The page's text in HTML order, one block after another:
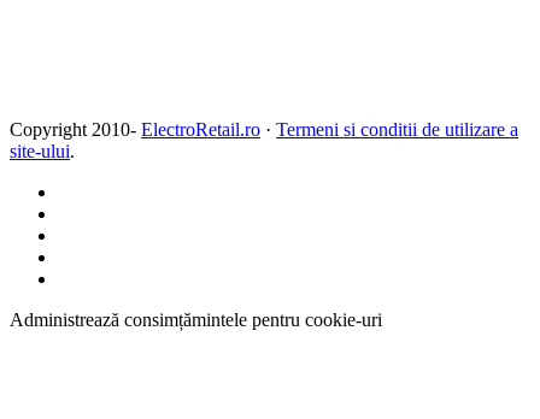
Copyright 2010- ElectroRetail.ro · Termeni si conditii de utilizare a
site-ului.
Administrează consimțămintele pentru cookie-uri